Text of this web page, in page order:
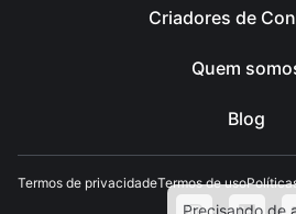
Precisando de
Criadores de
Quem
Blog
Termos de privacidadeTermos de uso